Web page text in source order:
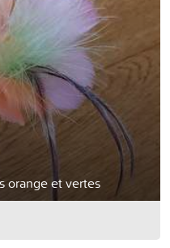
orange et vertes